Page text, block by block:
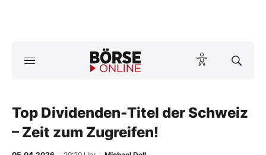
Anlageprodukte
Finanz-Check
Top Dividenden-Titel der Schweiz
– Zeit zum Zugreifen!